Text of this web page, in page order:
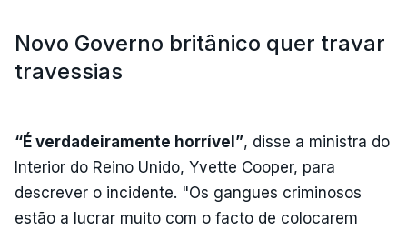
Novo Governo britânico quer travar
travessias
“É verdadeiramente horrível”, disse a ministra do
Interior do Reino Unido, Yvette Cooper, para
descrever o incidente. "Os gangues criminosos
estão a lucrar muito com o facto de colocarem